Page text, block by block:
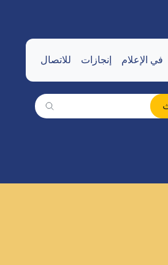
في الإعلام إنجازات للاتصال